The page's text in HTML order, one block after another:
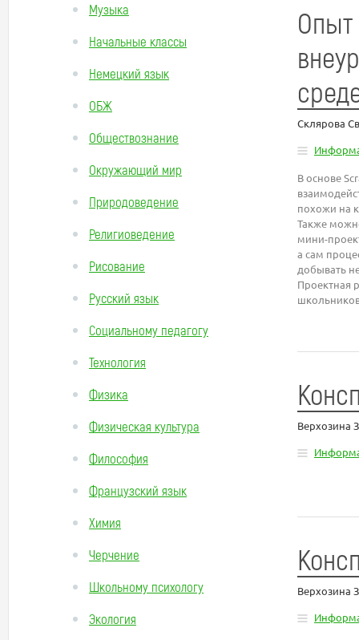
Музыка
Начальные классы
Немецкий язык
ОБЖ
Обществознание
Окружающий мир
Природоведение
Религиоведение
Рисование
Русский язык
Социальному педагогу
Технология
Физика
Физическая культура
Философия
Французский язык
Химия
Черчение
Школьному психологу
Экология
Опыт
Склярова
В основе
похожи на
Также
мини-
а сам
добывать
Проектная
Верхозина
Верхозина